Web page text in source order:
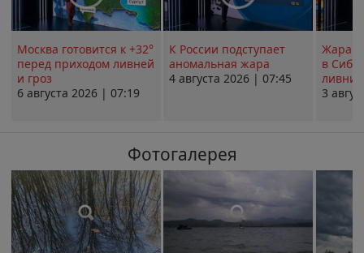
Москва готовится к +32°
перед приходом ливней
и гроз
6 августа 2026 | 07:19
К России подступает
аномальная жара
4 августа 2026 | 07:45
Жара в
в
ливни
3
Фотогалерея